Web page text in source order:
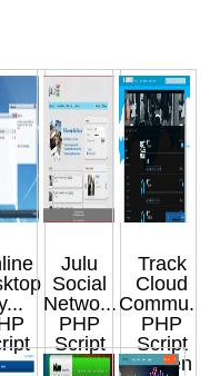
Julu
Social
Netwo...
PHP
Script
kaufen
Track
Cloud
Commu...
PHP
Script
kaufen